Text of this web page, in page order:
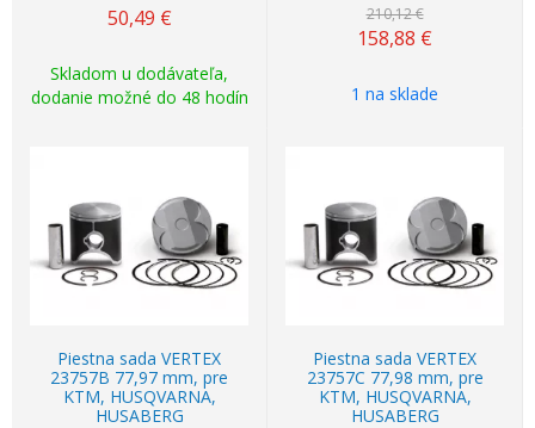
50,49 €
Skladom u dodávateľa,
dodanie možné do 48 hodín
210,12 €
158,88 €
1 na sklade
Piestna sada VERTEX
23757B 77,97 mm, pre
KTM, HUSQVARNA,
HUSABERG
Piestna sada VERTEX
23757C 77,98 mm, pre
KTM, HUSQVARNA,
HUSABERG